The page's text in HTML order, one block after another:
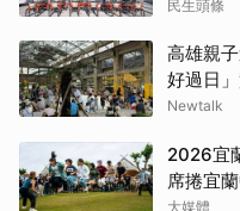
民生頭條
高雄親
好過日
Newtalk
2026宜
席捲宜
大媒體